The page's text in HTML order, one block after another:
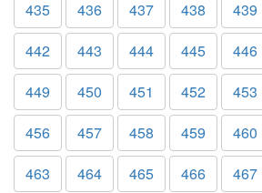
435 436 437 438 439
442
443 444 445 446
449
450 451 452 453
456
457 458 459 460
463
464 465 466 467